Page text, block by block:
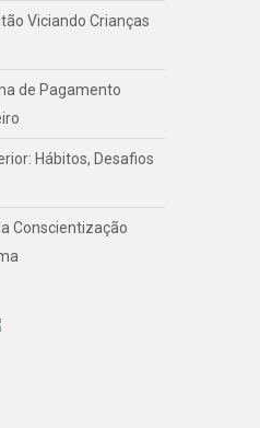
Viciando Crianças
de Pagamento
Hábitos, Desafios
Conscientização